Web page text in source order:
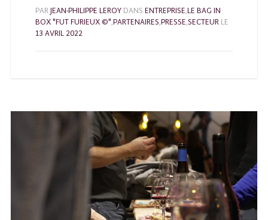
PARJEAN-PHILIPPE LEROYDANSENTREPRISE,LE BAG IN
BOX "FUT FURIEUX ©",PARTENAIRES,PRESSE,SECTEURLE
13 AVRIL 2022